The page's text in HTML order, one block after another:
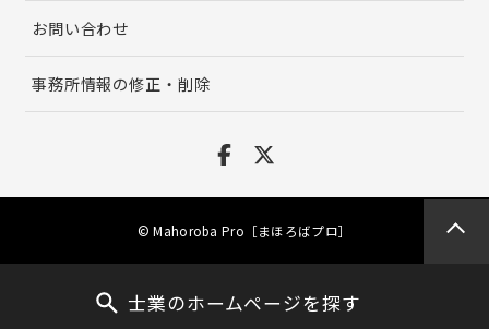
お問い合わせ
事務所情報の修正・削除
© Mahoroba Pro［まほろばプロ］